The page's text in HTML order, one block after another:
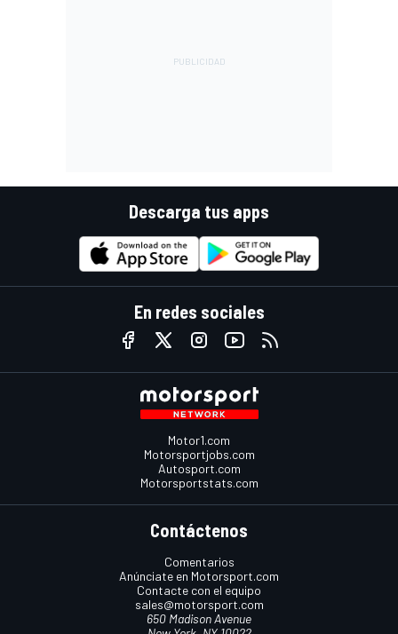
Descarga tus apps
En redes sociales
Motor1.com
Motorsportjobs.com
Autosport.com
Motorsportstats.com
Contáctenos
Comentarios
Anúnciate en Motorsport.com
Contacte con el equipo
sales@motorsport.com
650 Madison Avenue